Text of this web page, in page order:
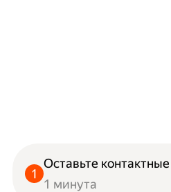
Оставьте
1 минута